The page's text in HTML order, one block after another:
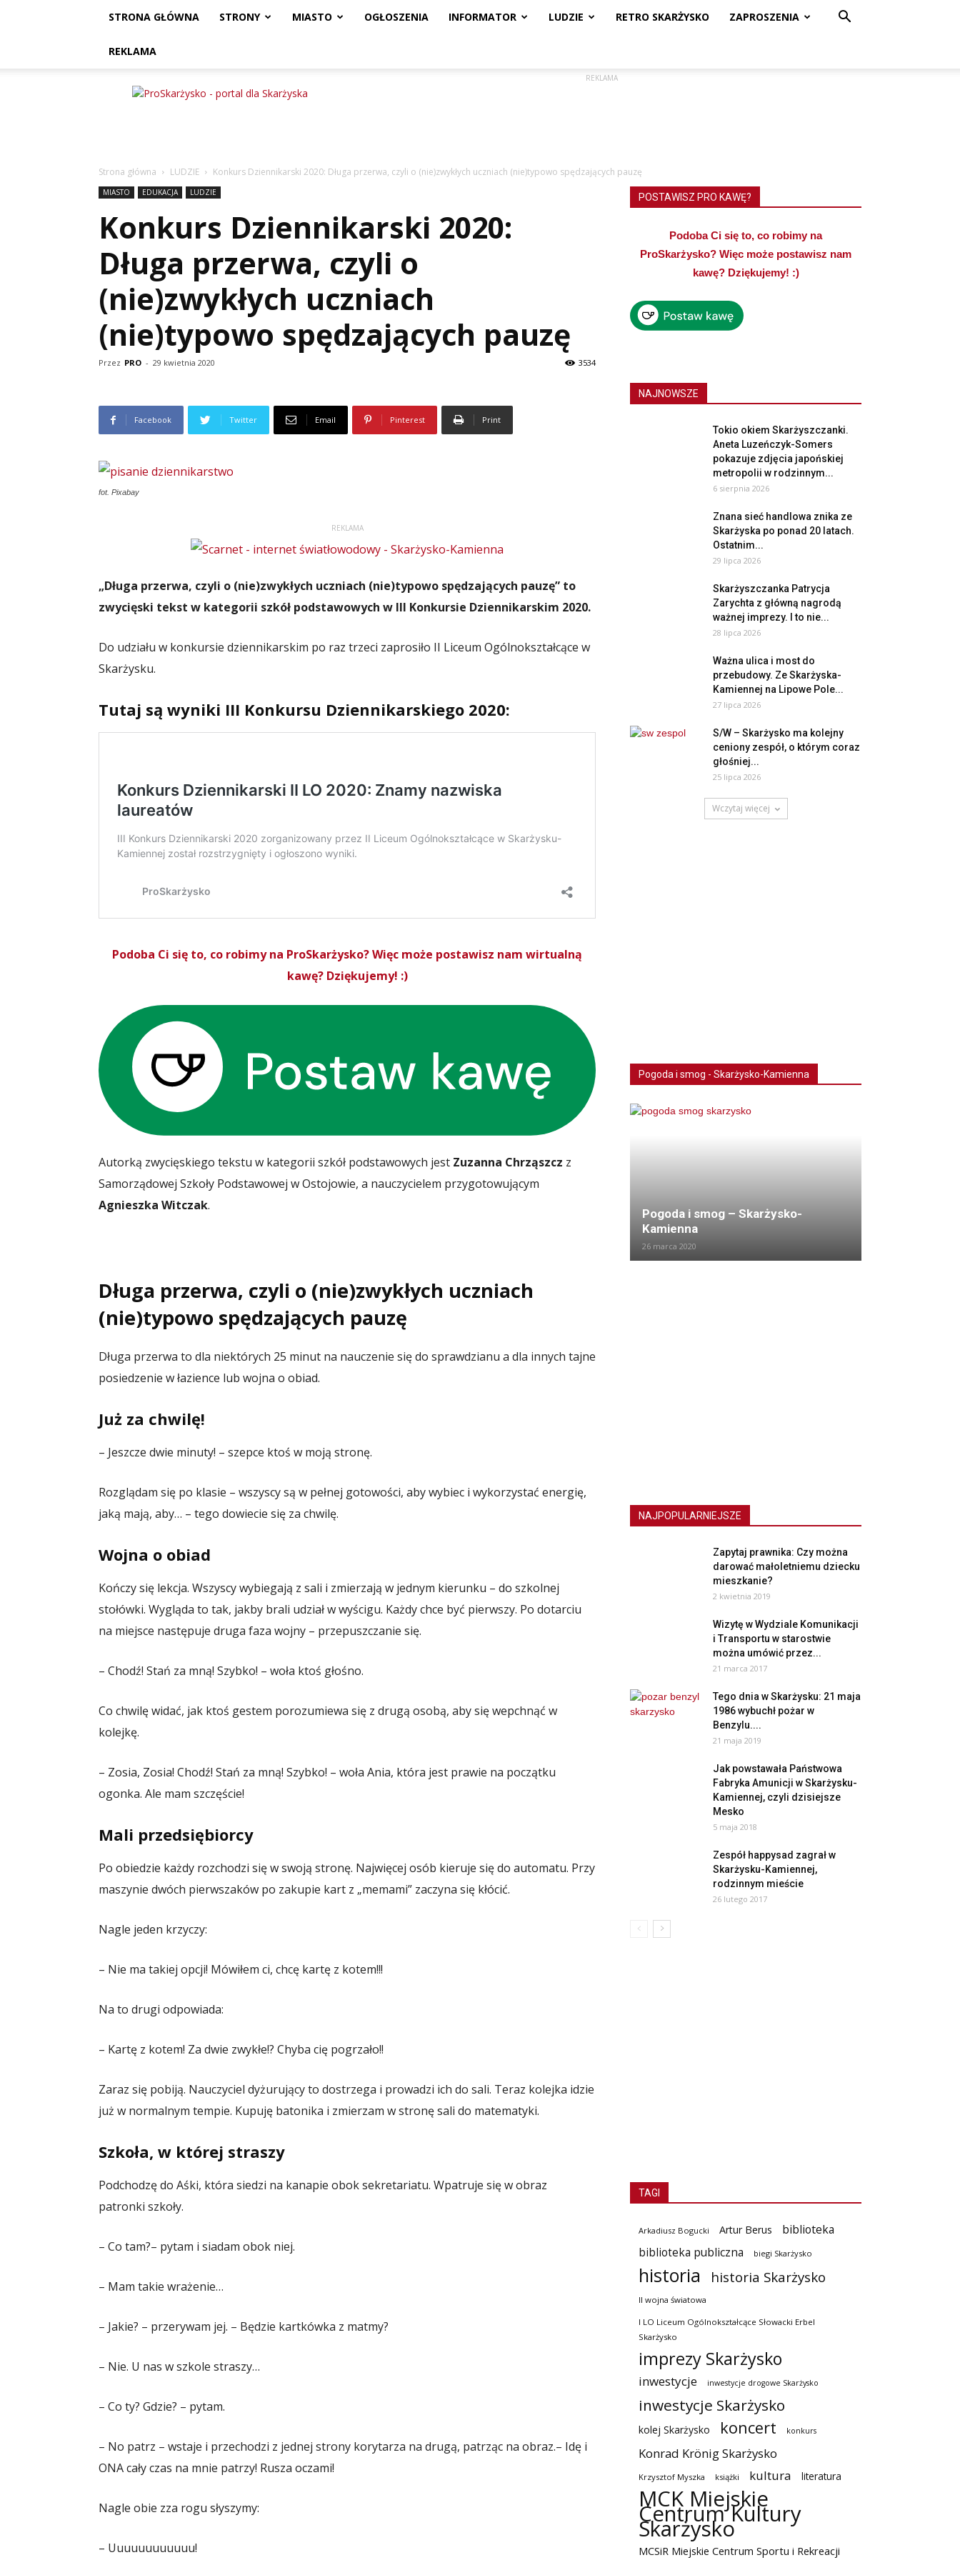
STRONA GŁÓWNA STRONY MIASTO OGŁOSZENIA INFORMATOR LUDZIE RETRO SKARŻYSKO ZAPROSZENIA
REKLAMA
ProSkarżysko
REKLAMA
Strona główna LUDZIE Konkurs Dziennikarski 2020: Długa przerwa, czyli o (nie)zwykłych uczniach (nie)typowo spędzających pauzę
MIASTO EDUKACJA LUDZIE
Konkurs Dziennikarski 2020:
Długa przerwa, czyli o
(nie)zwykłych uczniach
(nie)typowo spędzających pauzę
Przez PRO - 29 kwietnia 2020 3534
Facebook Twitter Email Pinterest Print
fot. Pixabay
REKLAMA
„Długa przerwa, czyli o (nie)zwykłych uczniach (nie)typowo spędzających pauzę” to
zwycięski tekst w kategorii szkół podstawowych w III Konkursie Dziennikarskim 2020.
Do udziału w konkursie dziennikarskim po raz trzeci zaprosiło II Liceum Ogólnokształcące w
Skarżysku.
Tutaj są wyniki III Konkursu Dziennikarskiego 2020:
Podoba Ci się to, co robimy na ProSkarżysko? Więc może postawisz nam wirtualną
kawę? Dziękujemy! :)
Autorką zwycięskiego tekstu w kategorii szkół podstawowych jest Zuzanna Chrząszcz z
Samorządowej Szkoły Podstawowej w Ostojowie, a nauczycielem przygotowującym
Agnieszka Witczak.
Długa przerwa, czyli o (nie)zwykłych uczniach
(nie)typowo spędzających pauzę
Długa przerwa to dla niektórych 25 minut na nauczenie się do sprawdzianu a dla innych tajne
posiedzenie w łazience lub wojna o obiad.
Już za chwilę!
– Jeszcze dwie minuty! – szepce ktoś w moją stronę.
Rozglądam się po klasie – wszyscy są w pełnej gotowości, aby wybiec i wykorzystać energię,
jaką mają, aby… – tego dowiecie się za chwilę.
Wojna o obiad
Kończy się lekcja. Wszyscy wybiegają z sali i zmierzają w jednym kierunku – do szkolnej
stołówki. Wygląda to tak, jakby brali udział w wyścigu. Każdy chce być pierwszy. Po dotarciu
na miejsce następuje druga faza wojny – przepuszczanie się.
– Chodź! Stań za mną! Szybko! – woła ktoś głośno.
Co chwilę widać, jak ktoś gestem porozumiewa się z drugą osobą, aby się wepchnąć w
kolejkę.
– Zosia, Zosia! Chodź! Stań za mną! Szybko! – woła Ania, która jest prawie na początku
ogonka. Ale mam szczęście!
Mali przedsiębiorcy
Po obiedzie każdy rozchodzi się w swoją stronę. Najwięcej osób kieruje się do automatu. Przy
maszynie dwóch pierwszaków po zakupie kart z „memami” zaczyna się kłócić.
Nagle jeden krzyczy:
– Nie ma takiej opcji! Mówiłem ci, chcę kartę z kotem!!!
Na to drugi odpowiada:
– Kartę z kotem! Za dwie zwykłe!? Chyba cię pogrzało!!
Zaraz się pobiją. Nauczyciel dyżurujący to dostrzega i prowadzi ich do sali. Teraz kolejka idzie
już w normalnym tempie. Kupuję batonika i zmierzam w stronę sali do matematyki.
Szkoła, w której straszy
Podchodzę do Aśki, która siedzi na kanapie obok sekretariatu. Wpatruje się w obraz
patronki szkoły.
– Co tam?– pytam i siadam obok niej.
– Mam takie wrażenie…
– Jakie? – przerywam jej. – Będzie kartkówka z matmy?
– Nie. U nas w szkole straszy…
– Co ty? Gdzie? – pytam.
– No patrz – wstaje i przechodzi z jednej strony korytarza na drugą, patrząc na obraz.– Idę i
ONA cały czas na mnie patrzy! Rusza oczami!
Nagle obie zza rogu słyszymy:
– Uuuuuuuuuuuu!
POSTAWISZ PRO KAWĘ?
Podoba Ci się to, co robimy na
ProSkarżysko? Więc może postawisz nam
kawę? Dziękujemy! :)
NAJNOWSZE
Tokio okiem Skarżyszczanki.
Aneta Luzeńczyk-Somers
pokazuje zdjęcia japońskiej
metropolii w rodzinnym...
6 sierpnia 2026
Znana sieć handlowa znika ze
Skarżyska po ponad 20 latach.
Ostatnim...
29 lipca 2026
Skarżyszczanka Patrycja
Zarychta z główną nagrodą
ważnej imprezy. I to nie...
28 lipca 2026
Ważna ulica i most do
przebudowy. Ze Skarżyska-
Kamiennej na Lipowe Pole...
27 lipca 2026
S/W – Skarżysko ma kolejny
ceniony zespół, o którym coraz
głośniej...
25 lipca 2026
Wczytaj więcej
Pogoda i smog - Skarżysko-Kamienna
Pogoda i smog – Skarżysko-
Kamienna
26 marca 2020
NAJPOPULARNIEJSZE
Zapytaj prawnika: Czy można
darować małoletniemu dziecku
mieszkanie?
2 kwietnia 2019
Wizytę w Wydziale Komunikacji
i Transportu w starostwie
można umówić przez...
21 marca 2017
Tego dnia w Skarżysku: 21 maja
1986 wybuchł pożar w
Benzylu....
21 maja 2019
Jak powstawała Państwowa
Fabryka Amunicji w Skarżysku-
Kamiennej, czyli dzisiejsze
Mesko
5 maja 2018
Zespół happysad zagrał w
Skarżysku-Kamiennej,
rodzinnym mieście
26 lutego 2017
TAGI
Arkadiusz Bogucki Artur Berus
biblioteka
biblioteka publiczna
biegi Skarżysko
historia historia Skarżysko
II wojna światowa
I LO Liceum Ogólnokształcące Słowacki Erbel
Skarżysko
imprezy Skarżysko
inwestycje inwestycje drogowe Skarżysko
inwestycje Skarżysko
kolej Skarżysko koncert konkurs
Konrad Krönig Skarżysko
Krzysztof Myszka książki kultura literatura
MCK Miejskie
Centrum Kultury
Skarżysko
MCSiR Miejskie Centrum Sportu i Rekreacji